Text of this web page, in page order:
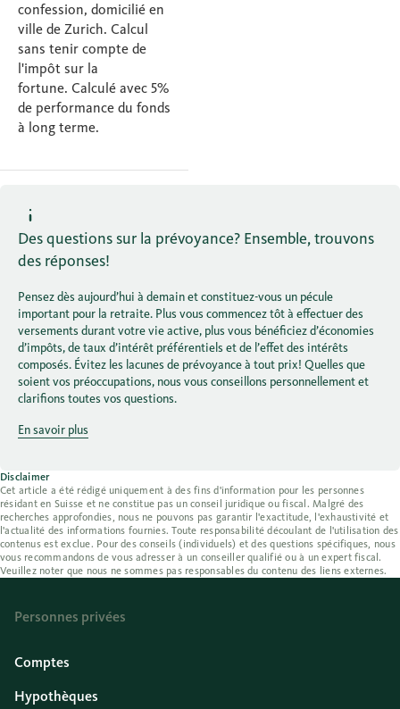
confession, domicilié en
ville de Zurich. Calcul
sans tenir compte de
l'impôt sur la
fortune. Calculé avec 5%
de performance du fonds
à long terme.
Des questions sur la prévoyance? Ensemble, trouvons
des réponses!
Pensez dès aujourd’hui à demain et constituez-vous un pécule
important pour la retraite. Plus vous commencez tôt à effectuer des
versements durant votre vie active, plus vous bénéficiez d’économies
d’impôts, de taux d’intérêt préférentiels et de l’effet des intérêts
composés. Évitez les lacunes de prévoyance à tout prix! Quelles que
soient vos préoccupations, nous vous conseillons personnellement et
clarifions toutes vos questions.
En savoir plus
Disclaimer
Cet article a été rédigé uniquement à des fins d'information pour les personnes
résidant en Suisse et ne constitue pas un conseil juridique ou fiscal. Malgré des
recherches approfondies, nous ne pouvons pas garantir l'exactitude, l'exhaustivité et
l'actualité des informations fournies. Toute responsabilité découlant de l'utilisation des
contenus est exclue. Pour des conseils (individuels) et des questions spécifiques, nous
vous recommandons de vous adresser à un conseiller qualifié ou à un expert fiscal.
Veuillez noter que nous ne sommes pas responsables du contenu des liens externes.
Personnes privées
Comptes
Hypothèques